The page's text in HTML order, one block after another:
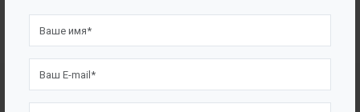
Счастливых клиентов
Сертификаты